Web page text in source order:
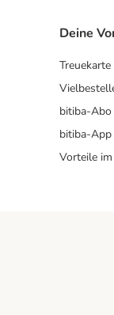
Deine
Treuekarte
bitiba-Abo
bitiba-App
Vorteile